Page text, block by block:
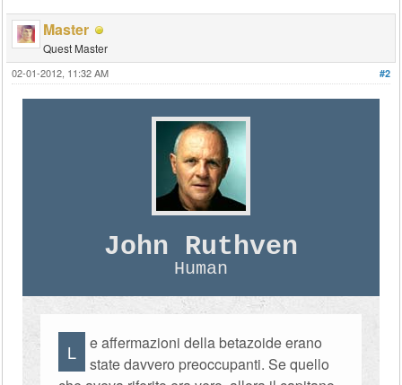
Master
Quest Master
#2
02-01-2012, 11:32 AM
John Ruthven
Human
L
e affermazioni della betazoide erano
state davvero preoccupanti. Se quello